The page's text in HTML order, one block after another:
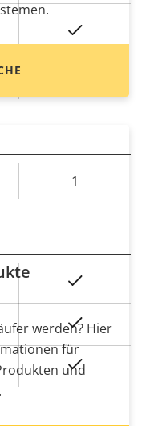
Eigentumswert
1
Eigentumswert
Ja
Ja
werden? Hier
für
und